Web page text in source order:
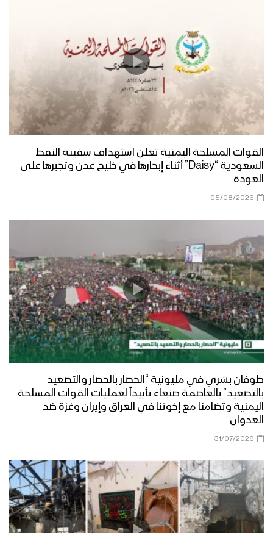
القوات المسلحة اليمنية تعلن استهداف سفينة النفط
السعودية “Daisy” أثناء إبحارها في خليج عدن وتجبرها على
العودة
05/08/2026
طوفان بشري في مليونية “الحصار بالحصار والتصعيد
بالتصعيد” بالعاصمة صنعاء تأييداً لعمليات القوات المسلحة
اليمنية وتضامنا مع إخوتنا في العراق وإيران وغزة ضد
العدوان
31/07/2026